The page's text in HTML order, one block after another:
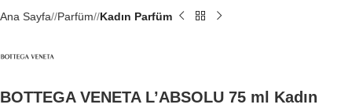
Ana Sayfa/ Parfüm/ Kadın Parfüm
BOTTEGA VENETA L’ABSOLU 75 ml Kadın